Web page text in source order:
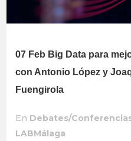
07 Feb Big Data para
con Antonio López y
Fuengirola
En Debates/
LABMálaga